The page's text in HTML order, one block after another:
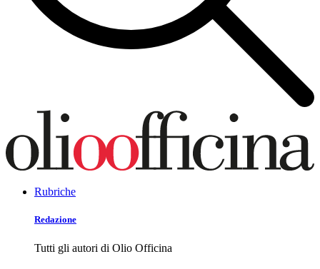
Rubriche
Redazione
Tutti gli autori di Olio Officina